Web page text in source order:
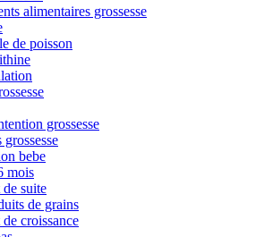
alimentaires grossesse
de poisson
grossesse
grossesse
bebe
mois
suite
de grains
croissance